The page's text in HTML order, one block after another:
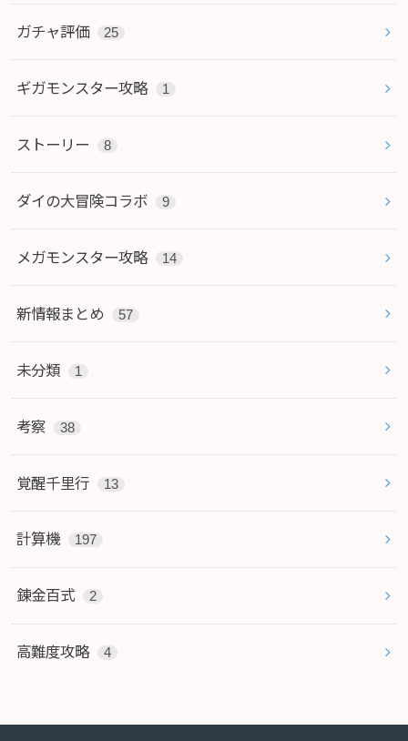
ガチャ評価 25
ギガモンスター攻略 1
ストーリー 8
ダイの大冒険コラボ 9
メガモンスター攻略 14
新情報まとめ 57
未分類 1
考察 38
覚醒千里行 13
計算機 197
錬金百式 2
高難度攻略 4